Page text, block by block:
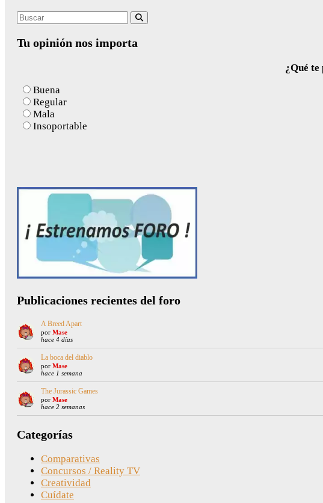
Search
Tu opinión nos importa
¿Qué te
Buena
Regular
Mala
Insoportable
Publicaciones recientes del foro
A Breed Apart
por Mase
hace 4 días
La boca del diablo
por Mase
hace 1 semana
The Jurassic Games
por Mase
hace 2 semanas
Categorías
Comparativas
Concursos / Reality TV
Creatividad
Cuídate